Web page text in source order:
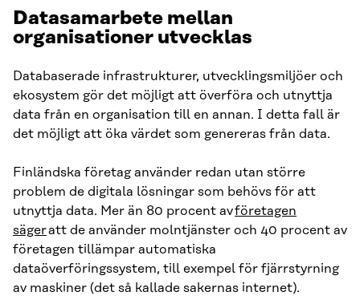
Datasamarbete mellan
organisationer utvecklas
Databaserade infrastrukturer, utvecklingsmiljöer och
ekosystem gör det möjligt att överföra och utnyttja
data från en organisation till en annan. I detta fall är
det möjligt att öka värdet som genereras från data.
Finländska företag använder redan utan större
problem de digitala lösningar som behövs för att
utnyttja data. Mer än 80 procent avföretagen
sägeratt de använder molntjänster och 40 procent av
företagen tillämpar automatiska
dataöverföringssystem, till exempel för fjärrstyrning
av maskiner (det så kallade sakernas internet).